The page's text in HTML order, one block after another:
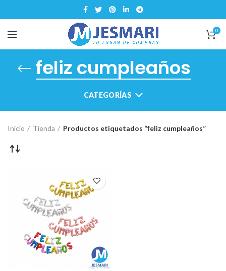
0
feliz cumpleaños
CATEGORÍAS
Inicio Tienda Productos etiquetados “feliz cumpleaños”